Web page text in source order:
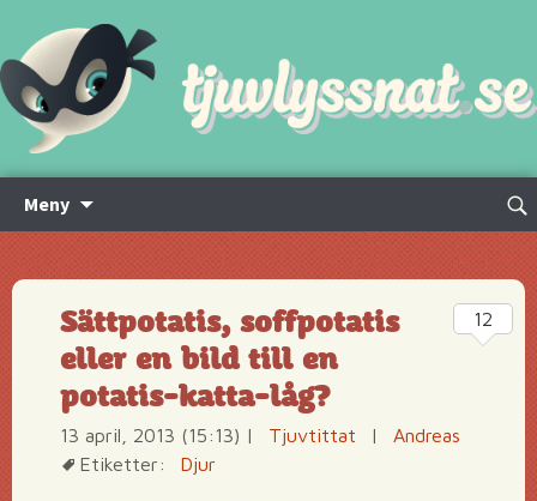
Meny
innehåll
Sök
Sättpotatis, soffpotatis
eller en bild till en
potatis-katta-låg?
13 april, 2013 (15:13) | Tjuvtittat |
Andreas
Etiketter:
Djur
12